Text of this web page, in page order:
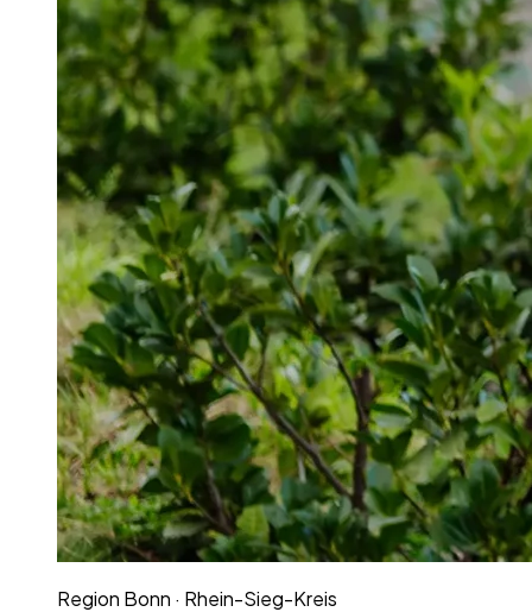
Region Bonn · Rhein-Sieg-Kreis